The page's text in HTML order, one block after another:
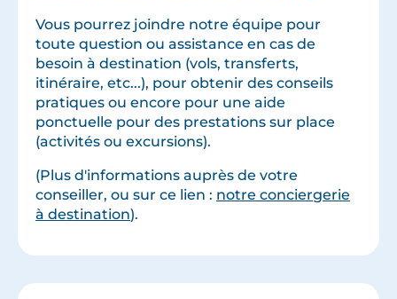
Vous pourrez joindre notre équipe pour
toute question ou assistance en cas de
besoin à destination (vols, transferts,
itinéraire, etc...), pour obtenir des conseils
pratiques ou encore pour une aide
ponctuelle pour des prestations sur place
(activités ou excursions).
(Plus d'informations auprès de votre
conseiller, ou sur ce lien : notre conciergerie
à destination).